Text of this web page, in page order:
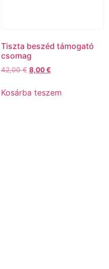
Tiszta beszéd támogató
csomag
42,00€ 8,00€
Kosárba teszem